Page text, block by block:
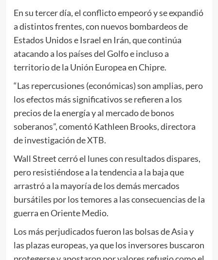
En su tercer día, el conflicto empeoró y se expandió
a distintos frentes, con nuevos bombardeos de
Estados Unidos e Israel en Irán, que continúa
atacando a los países del Golfo e incluso a
territorio de la Unión Europea en Chipre.
“Las repercusiones (económicas) son amplias, pero
los efectos más significativos se refieren a los
precios de la energía y al mercado de bonos
soberanos”, comentó Kathleen Brooks, directora
de investigación de XTB.
Wall Street cerró el lunes con resultados dispares,
pero resistiéndose a la tendencia a la baja que
arrastró a la mayoría de los demás mercados
bursátiles por los temores a las consecuencias de la
guerra en Oriente Medio.
Los más perjudicados fueron las bolsas de Asia y
las plazas europeas, ya que los inversores buscaron